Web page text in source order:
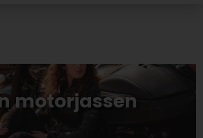
motorjassen